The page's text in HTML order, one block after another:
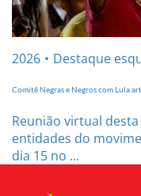
2026 Destaque
Comitê Negras e Negros com Lula
Reunião virtual
entidades do
dia 15 no ...